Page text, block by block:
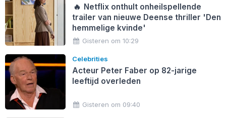
🔥 Netflix onthult onheilspellende
trailer van nieuwe Deense thriller 'Den
hemmelige kvinde'
Gisteren om 10:29
Celebrities
Acteur Peter Faber op 82-jarige
leeftijd overleden
Gisteren om 09:40